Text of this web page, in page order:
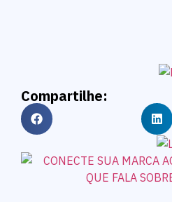
Compartilhe: